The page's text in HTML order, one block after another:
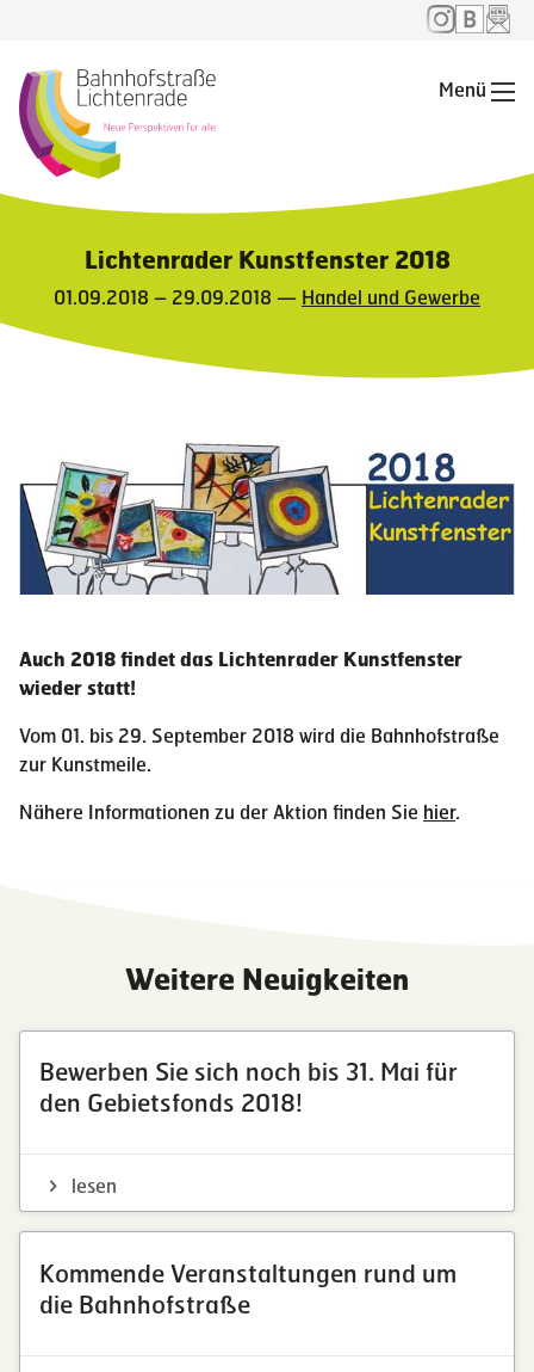
Menü
Lichtenrader Kunstfenster 2018
01.09.2018 – 29.09.2018 — Handel und Gewerbe
Auch 2018 findet das Lichtenrader Kunstfenster
wieder statt!
Vom 01. bis 29. September 2018 wird die Bahnhofstraße
zur Kunstmeile.
Nähere Informationen zu der Aktion finden Sie hier.
Weitere Neuigkeiten
Bewerben Sie sich noch bis 31. Mai für
den Gebietsfonds 2018!
lesen
Kommende Veranstaltungen rund um
die Bahnhofstraße